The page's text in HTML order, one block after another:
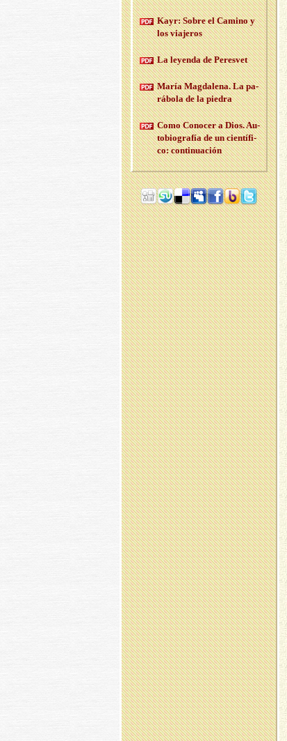
Kayr: Sobre el Ca­mino y
los via­je­ros
La le­yen­da de Pe­res­vet
María Mag­da­le­na. La pa­
rá­bo­la de la pie­dra
Como Co­no­cer a Dios. Au­
to­bio­gra­fía de un cien­tí­fi­
co: con­ti­nua­ción